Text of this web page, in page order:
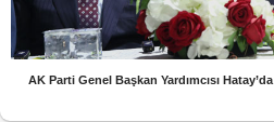
AK Parti Genel Başkan Yardımcısı Hatay’da